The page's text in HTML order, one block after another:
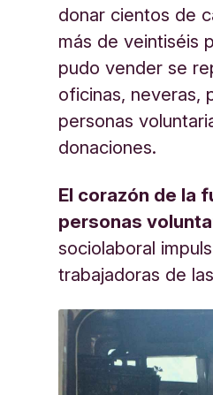
donar cientos de
más de veintiséis
pudo vender se
oficinas, neveras,
personas
donaciones.
El corazón de la
personas
sociolaboral
trabajadoras de